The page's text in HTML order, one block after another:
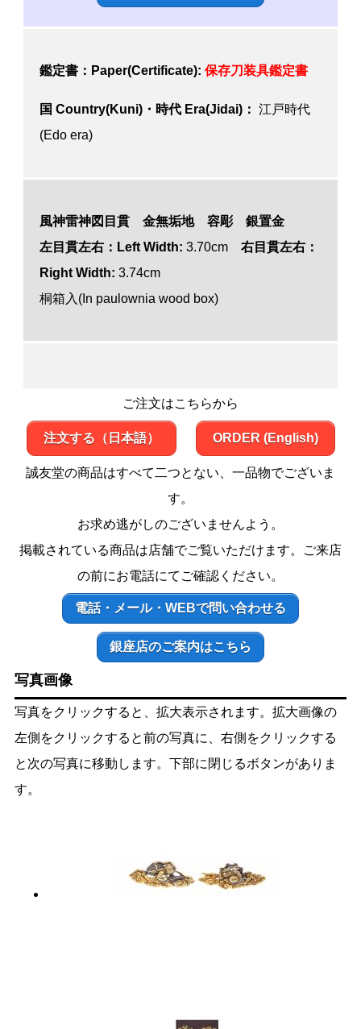
鑑定書：Paper(Certificate): 保存刀装具鑑定書
国 Country(Kuni)・時代 Era(Jidai)： 江戸時代
(Edo era)
風神雷神図目貫 金無垢地 容彫 銀置金
左目貫左右：Left Width: 3.70cm 右目貫左右：
Right Width: 3.74cm
桐箱入(In paulownia wood box)
ご注文はこちらから
注文する（日本語） ORDER (English)
誠友堂の商品はすべて二つとない、一品物でございま
す。
お求め逃がしのございませんよう。
掲載されている商品は店舗でご覧いただけます。ご来店
の前にお電話にてご確認ください。
電話・メール・WEBで問い合わせる
銀座店のご案内はこちら
写真画像
写真をクリックすると、拡大表示されます。拡大画像の
左側をクリックすると前の写真に、右側をクリックする
と次の写真に移動します。下部に閉じるボタンがありま
す。